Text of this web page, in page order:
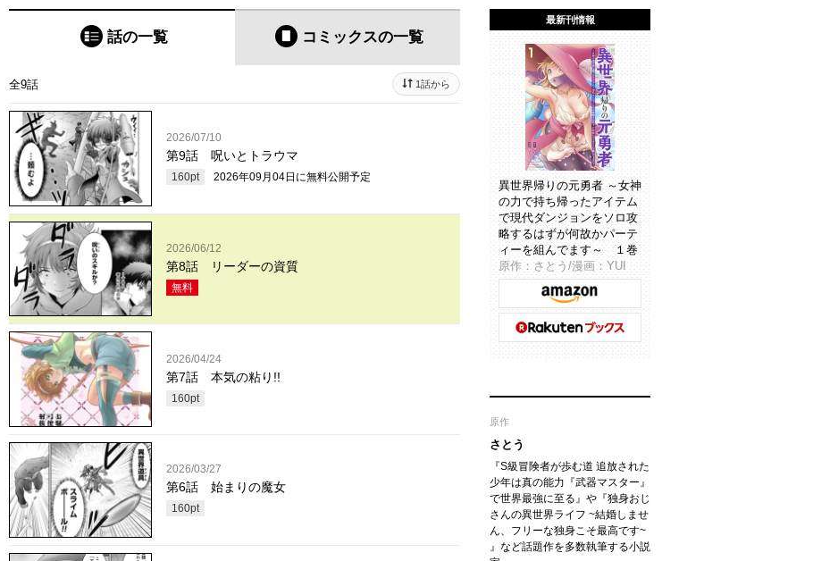
話の一覧 コミックスの一覧
全9話 1話から
2026/07/10
第9話 呪いとトラウマ
160pt 2026年09月04日 に無料公開予定
2026/06/12
第8話 リーダーの資質
無料
2026/04/24
第7話 本気の粘り!!
160pt
2026/03/27
第6話 始まりの魔女
160pt
最新刊情報
異世界帰りの元勇者 ～女神
の力で持ち帰ったアイテム
で現代ダンジョンをソロ攻
略するはずが何故かパーテ
ィーを組んでます～ １巻
原作：さとう/漫画：YUI
原作
さとう
『S級冒険者が歩む道 追放された
少年は真の能力『武器マスター』
で世界最強に至る』や『独身おじ
さんの異世界ライフ ~結婚しませ
ん、フリーな独身こそ最高です~
』など話題作を多数執筆する小説